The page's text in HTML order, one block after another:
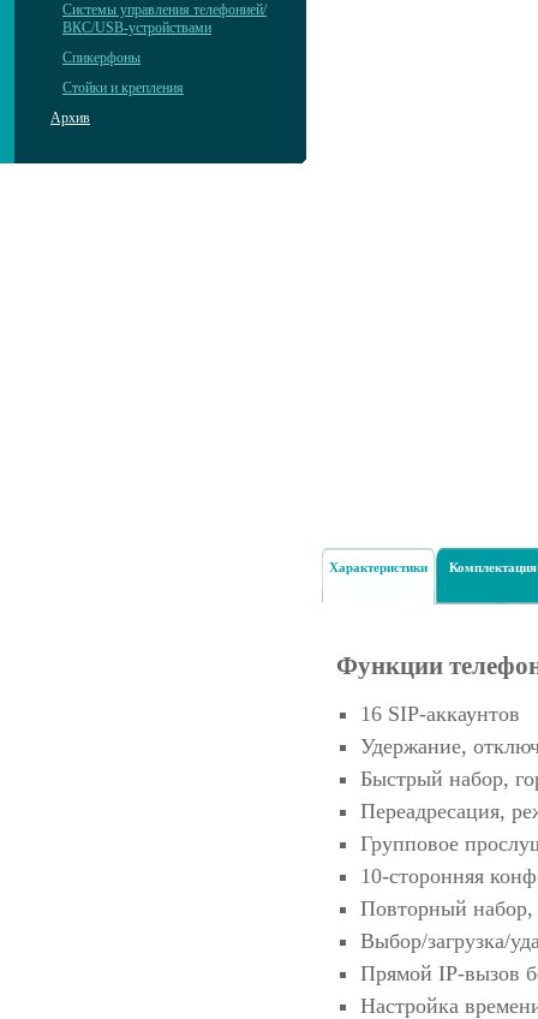
Системы управления телефонией/
ВКС/USB-устройствами
Спикерфоны
Стойки и крепления
Архив
Характеристики Комплектация
Функции
16 SIP-аккаунтов
Удержание,
Быстрый набор,
Переадресация,
Групповое
10-сторонняя
Повторный набор,
Выбор/загрузка/
Прямой IP-вызов
Настройка